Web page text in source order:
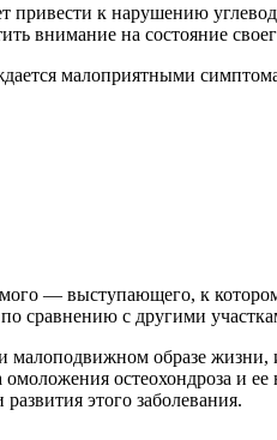
привести к нарушению
внимание на состояние
малоприятными
— выступающего, к
с другими
малоподвижном образе
остеохондроза и
этого заболевания.